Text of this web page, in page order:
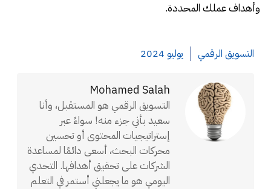
وأهداف عملك المحددة.
التسويق الرقمي يوليو 2024
Mohamed Salah
التسويق الرقمي هو المستقبل، وأنا
سعيد بأني جزء منه! سواءً عبر
إستراتيجيات المحتوى أو تحسين
محركات البحث، أسعى دائمًا لمساعدة
الشركات على تحقيق أهدافها. التحدي
اليومي هو ما يجعلني أستمر في التعلم